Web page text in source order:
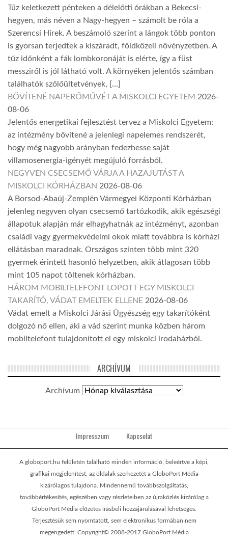
Tűz keletkezett pénteken a délelőtti órákban a Bekecsi-
hegyen, más néven a Nagy-hegyen – számolt be róla a
Szerencsi Hírek. A beszámoló szerint a lángok több ponton
is gyorsan terjedtek a kiszáradt, földközeli növényzetben. A
tűz időnként a fák lombkoronáját is elérte, így a füst
messziről is jól látható volt. A környéken jelentős számban
találhatók szőlőültetvények, […]
BŐVÍTENÉ NAPERŐMŰVÉT A MISKOLCI EGYETEM 2026-
08-06
Jelentős energetikai fejlesztést tervez a Miskolci Egyetem:
az intézmény bővítené a jelenlegi napelemes rendszerét,
hogy még nagyobb arányban fedezhesse saját
villamosenergia-igényét megújuló forrásból.
NEGYVEN CSECSEMŐ VÁRJA A HAZAJUTÁST A
MISKOLCI KÓRHÁZBAN 2026-08-06
A Borsod-Abaúj-Zemplén Vármegyei Központi Kórházban
jelenleg negyven olyan csecsemő tartózkodik, akik egészségi
állapotuk alapján már elhagyhatnák az intézményt, azonban
családi vagy gyermekvédelmi okok miatt továbbra is kórházi
ellátásban maradnak. Országos szinten több mint 320
gyermek érintett hasonló helyzetben, akik átlagosan több
mint 105 napot töltenek kórházban.
HÁROM MOBILTELEFONT LOPOTT EGY MISKOLCI
TAKARÍTÓ, VÁDAT EMELTEK ELLENE 2026-08-06
Vádat emelt a Miskolci Járási Ügyészség egy takarítóként
dolgozó nő ellen, aki a vád szerint munka közben három
mobiltelefont tulajdonított el egy miskolci irodaházból.
ARCHÍVUM
Archívum
Impresszum Kapcsolat
A globoport.hu felületén található minden információ, beleértve a képi,
grafikai megjelenítést, az oldalak szerkezetét a GloboPort Média
kizárólagos tulajdona. Mindennemű továbbszolgáltatás,
továbbértékesítés, egészében vagy részleteiben az újraközlés kizárólag a
GloboPort Média előzetes írásbeli hozzájárulásával lehetséges.
Terjesztésük sem nyomtatott, sem elektronikus formában nem
megengedett. Copyright© 2008-2017 GloboPort Média